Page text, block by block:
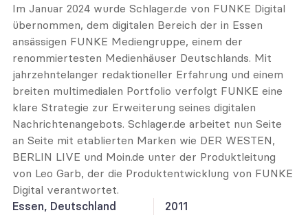
Im Januar 2024 wurde Schlager.de von FUNKE Digital
übernommen, dem digitalen Bereich der in Essen
ansässigen FUNKE Mediengruppe, einem der
renommiertesten Medienhäuser Deutschlands. Mit
jahrzehntelanger redaktioneller Erfahrung und einem
breiten multimedialen Portfolio verfolgt FUNKE eine
klare Strategie zur Erweiterung seines digitalen
Nachrichtenangebots. Schlager.de arbeitet nun Seite
an Seite mit etablierten Marken wie DER WESTEN,
BERLIN LIVE und Moin.de unter der Produktleitung
von Leo Garb, der die Produktentwicklung von FUNKE
Digital verantwortet.
Essen, Deutschland
2011